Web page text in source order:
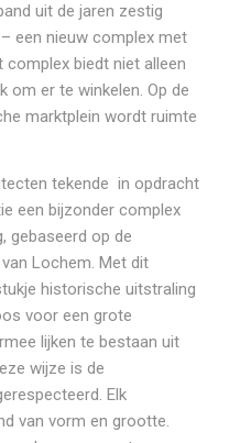
uit de jaren zestig
een nieuw complex met
biedt niet alleen
om er te winkelen. Op de
marktplein wordt ruimte
tekende in opdracht
een bijzonder complex
gebaseerd op de
Lochem. Met dit
historische uitstraling
voor een grote
lijken te bestaan uit
wijze is de
Elk
van vorm en grootte.